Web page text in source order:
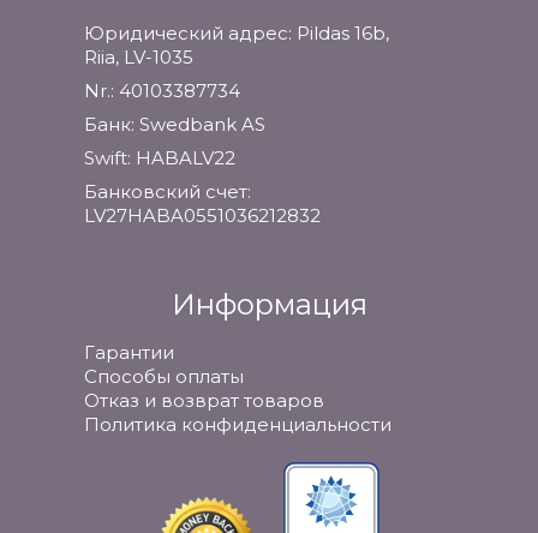
Юридический адрес: Pildas 16b,
Riia, LV-1035
Nr.: 40103387734
Банк: Swedbank AS
Swift: HABALV22
Банковский счет:
LV27HABA0551036212832
Информация
Гарантии
Способы оплаты
Отказ и возврат товаров
Политика конфиденциальности